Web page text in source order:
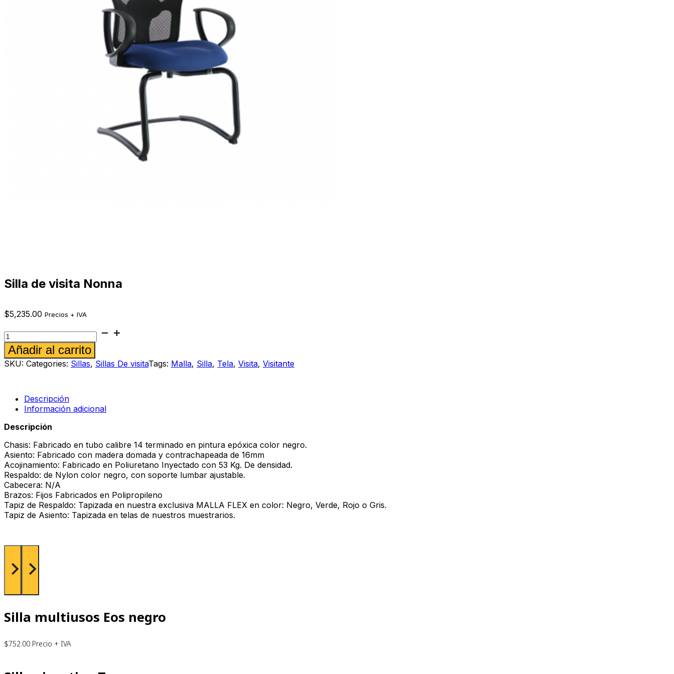
Silla de visita Nonna
$5,235.00 Precios + IVA
Silla
de
visita
Nonna
cantidad
Añadir al carrito
SKU: Categories: Sillas, Sillas De visitaTags: Malla, Silla, Tela, Visita, Visitante
Descripción
Información adicional
Descripción
Chasis: Fabricado en tubo calibre 14 terminado en pintura epóxica color negro.
Asiento: Fabricado con madera domada y contrachapeada de 16mm
Acojinamiento: Fabricado en Poliuretano Inyectado con 53 Kg. De densidad.
Respaldo: de Nylon color negro, con soporte lumbar ajustable.
Cabecera: N/A
Brazos: Fijos Fabricados en Polipropileno
Tapiz de Respaldo: Tapizada en nuestra exclusiva MALLA FLEX en color: Negro, Verde, Rojo o Gris.
Tapiz de Asiento: Tapizada en telas de nuestros muestrarios.
Silla multiusos Eos negro
$752.00 Precio + IVA